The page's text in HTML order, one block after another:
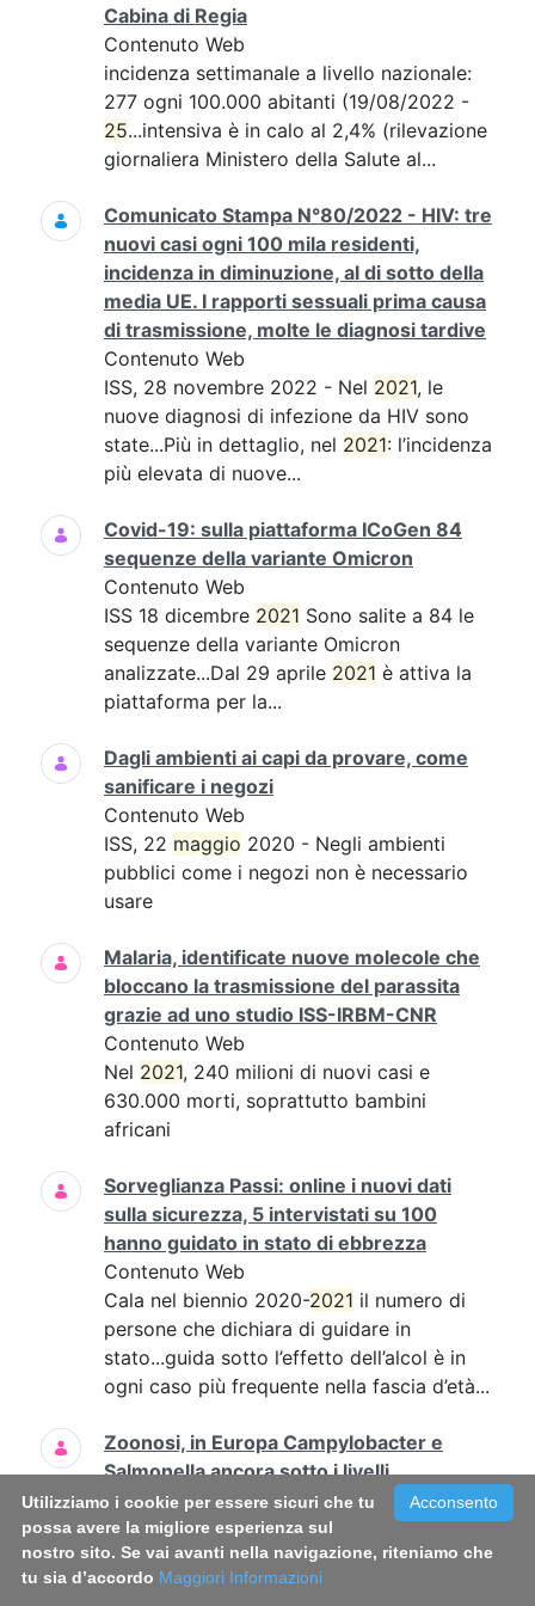
Cabina di Regia
Contenuto Web
incidenza settimanale a livello nazionale:
277 ogni 100.000 abitanti (19/08/2022 -
25...intensiva è in calo al 2,4% (rilevazione
giornaliera Ministero della Salute al...
Comunicato Stampa N°80/2022 - HIV: tre
nuovi casi ogni 100 mila residenti,
incidenza in diminuzione, al di sotto della
media UE. I rapporti sessuali prima causa
di trasmissione, molte le diagnosi tardive
Contenuto Web
ISS, 28 novembre 2022 - Nel 2021, le
nuove diagnosi di infezione da HIV sono
state...Più in dettaglio, nel 2021: l’incidenza
più elevata di nuove...
Covid-19: sulla piattaforma ICoGen 84
sequenze della variante Omicron
Contenuto Web
ISS 18 dicembre 2021 Sono salite a 84 le
sequenze della variante Omicron
analizzate...Dal 29 aprile 2021 è attiva la
piattaforma per la...
Dagli ambienti ai capi da provare, come
sanificare i negozi
Contenuto Web
ISS, 22 maggio 2020 - Negli ambienti
pubblici come i negozi non è necessario
usare
Malaria, identificate nuove molecole che
bloccano la trasmissione del parassita
grazie ad uno studio ISS-IRBM-CNR
Contenuto Web
Nel 2021, 240 milioni di nuovi casi e
630.000 morti, soprattutto bambini
africani
Sorveglianza Passi: online i nuovi dati
sulla sicurezza, 5 intervistati su 100
hanno guidato in stato di ebbrezza
Contenuto Web
Cala nel biennio 2020-2021 il numero di
persone che dichiara di guidare in
stato...guida sotto l’effetto dell’alcol è in
ogni caso più frequente nella fascia d’età...
Zoonosi, in Europa Campylobacter e
Salmonella ancora sotto i livelli
prepandemici, cresce il West Nile
Contenuto Web
sono stati la campilobatteriosi (circa
137mila segnalazioni, stabile rispetto al
Acconsento
Utilizziamo i cookie per essere sicuri che tu
possa avere la migliore esperienza sul
nostro sito. Se vai avanti nella navigazione, riteniamo che
tu sia d’accordo Maggiori Informazioni